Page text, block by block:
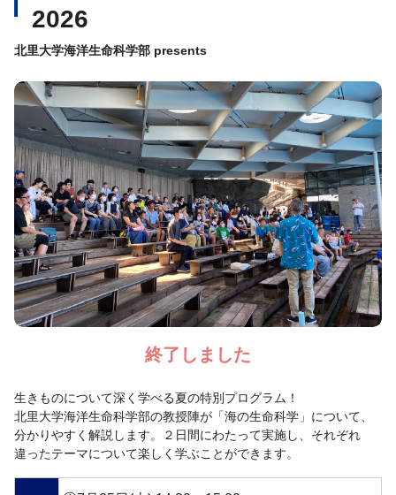
2026
北里大学海洋生命科学部 presents
終了しました
生きものについて深く学べる夏の特別プログラム！
北里大学海洋生命科学部の教授陣が「海の生命科学」について、
分かりやすく解説します。２日間にわたって実施し、それぞれ
違ったテーマについて楽しく学ぶことができます。